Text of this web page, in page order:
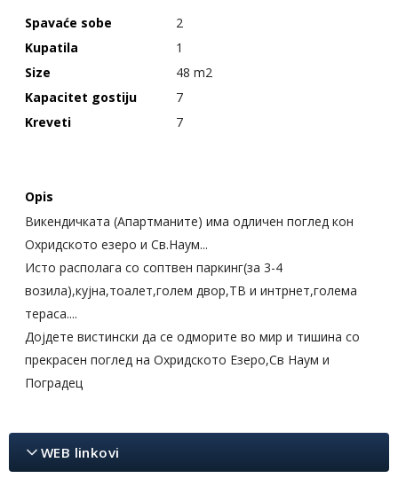
Spavaće sobe
2
Kupatila
1
Size
48 m2
Kapacitet gostiju
7
Kreveti
7
Opis
Викендичката (Апартманите) има одличен поглед кон
Охридското езеро и Св.Наум...
Исто располага со соптвен паркинг(за 3-4
возила),кујна,тоалет,голем двор,ТВ и интрнет,голема
тераса....
Дојдете вистински да се одморите во мир и тишина со
прекрасен поглед на Охридското Езеро,Св Наум и
Поградец
WEB linkovi